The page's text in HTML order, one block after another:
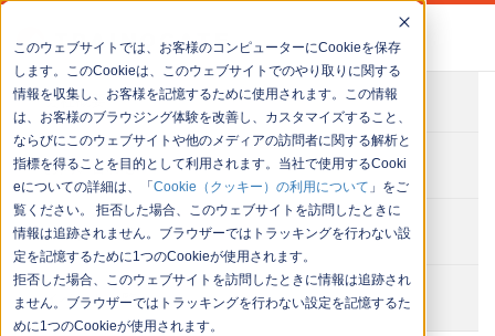
このウェブサイトでは、お客様のコンピューターにCookieを保存
します。このCookieは、このウェブサイトでのやり取りに関する
情報を収集し、お客様を記憶するために使用されます。この情報
は、お客様のブラウジング体験を改善し、カスタマイズすること、
ならびにこのウェブサイトや他のメディアの訪問者に関する解析と
指標を得ることを目的として利用されます。当社で使用するCooki
eについての詳細は、「 Cookie（クッキー）の利用について 」をご
覧ください。 拒否した場合、このウェブサイトを訪問したときに
情報は追跡されません。ブラウザーではトラッキングを行わない設
定を記憶するために1つのCookieが使用されます。
拒否した場合、このウェブサイトを訪問したときに情報は追跡され
ません。ブラウザーではトラッキングを行わない設定を記憶するた
めに1つのCookieが使用されます。
会社概要
お問い合わせ
セミナー一覧
イベント一覧